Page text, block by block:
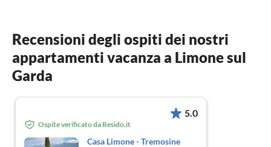
Recensioni degli ospiti dei nostri
appartamenti vacanza a Limone sul
Garda
5.0
Ospite verificato da Resido.it
Casa Limone - Tremosine